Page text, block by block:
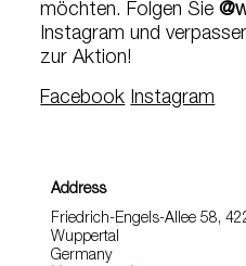
möchten. Folgen Sie
Instagram und
zur Aktion!
Facebook Instagram
Address
Friedrich-Engels-Allee 58,
Wuppertal
Germany